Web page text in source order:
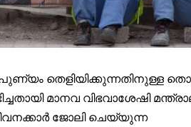
തെളിയിക്കുന്നതിനുള്ള
മാനവ വിഭവാശേഷി
ജോലി ചെയ്യുന്ന